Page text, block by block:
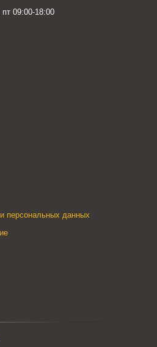
09:00-18:00
персональных данных